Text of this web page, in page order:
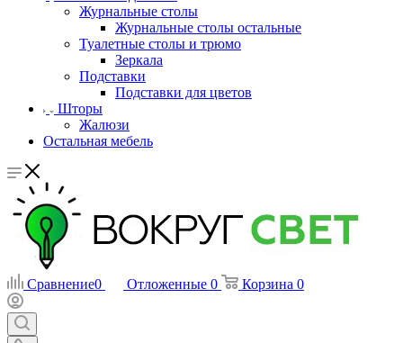
Журнальные столы
Журнальные столы остальные
Туалетные столы и трюмо
Зеркала
Подставки
Подставки для цветов
Шторы
Жалюзи
Остальная мебель
Сравнение0 Отложенные 0 Корзина 0